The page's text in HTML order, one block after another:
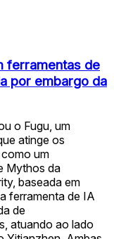
ferramentas de
por embargo da
o Fugu, um
atinge os
um
Mythos da
baseada em
ferramenta de IA
de
atuando ao lado